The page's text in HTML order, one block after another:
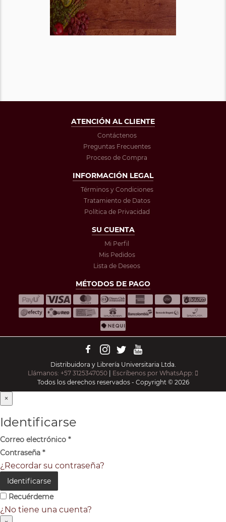
ATENCIÓN AL CLIENTE
Contáctenos
Preguntas Frecuentes
Proceso de Compra
INFORMACIÓN LEGAL
Términos y Condiciones
Tratamiento de Datos
Política de Privacidad
SU CUENTA
Mi Perfil
Mis Pedidos
Lista de Deseos
MÉTODOS DE PAGO
Distribuidora y Librería Universitaria Ltda.
Llámanos: +57 3125347050 | Escríbenos por WhatsApp:
Todos los derechos reservados - Copyright © 2026
×
Identificarse
Correo electrónico *
Contraseña *
¿Recordar su contraseña?
Identificarse
Recuérdeme
¿No tiene una cuenta?